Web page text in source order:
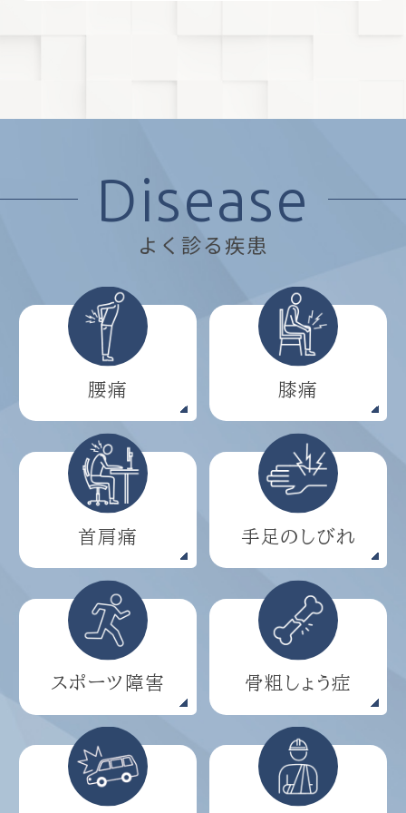
Disease
よく診る疾患
腰痛 膝痛
首肩痛 手足のしびれ
スポーツ障害 骨粗しょう症